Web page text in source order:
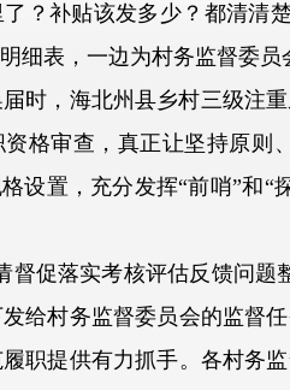
？补贴该发多少？都清清
细表，一边为村务监督委
，海北州县乡村三级注重
资格审查，真正让坚持原则
设置，充分发挥“前哨”和
促落实考核评估反馈问题
发给村务监督委员会的监督
职提供有力抓手。各村务